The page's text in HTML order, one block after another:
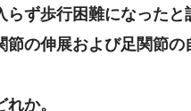
らず歩行困難になった
節の伸展および足関節
か。